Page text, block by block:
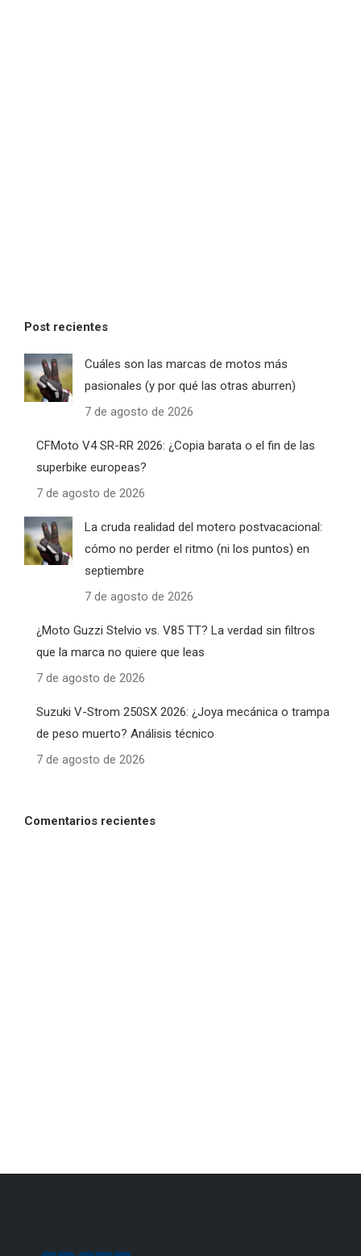
Post recientes
Cuáles son las marcas de motos más
pasionales (y por qué las otras aburren)
7 de agosto de 2026
CFMoto V4 SR-RR 2026: ¿Copia barata o el fin de las
superbike europeas?
7 de agosto de 2026
La cruda realidad del motero postvacacional:
cómo no perder el ritmo (ni los puntos) en
septiembre
7 de agosto de 2026
¿Moto Guzzi Stelvio vs. V85 TT? La verdad sin filtros
que la marca no quiere que leas
7 de agosto de 2026
Suzuki V-Strom 250SX 2026: ¿Joya mecánica o trampa
de peso muerto? Análisis técnico
7 de agosto de 2026
Comentarios recientes